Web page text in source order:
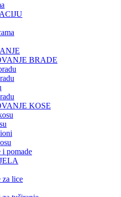
BRADE
KOSE
i pomade
za lice